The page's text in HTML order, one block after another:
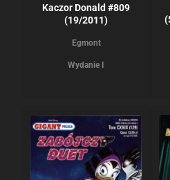
Kaczor Donald #809
(19/2011)
Egmont
Wydanie I